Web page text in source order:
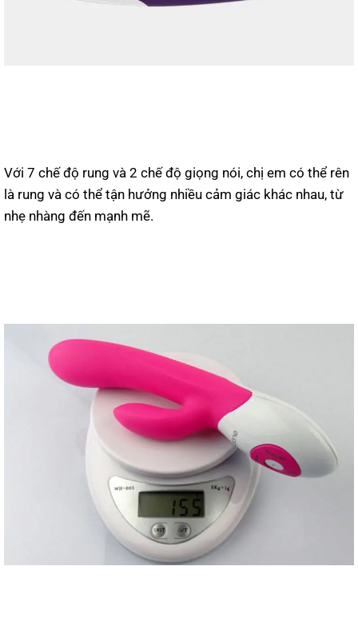
Với 7 chế độ rung và 2 chế độ giọng nói, chị em có thể rên
là rung và có thể tận hưởng nhiều cảm giác khác nhau, từ
nhẹ nhàng đến mạnh mẽ.